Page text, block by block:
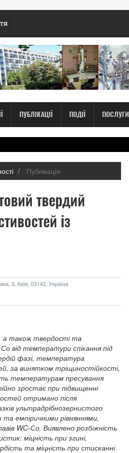
ПУБЛІКАЦІЇ ПОДІЇ ПОСЛУГИ
Публікація
твердий
із
3, Київ, 03142, Україна
а також твердості та
від температури спікання під
фазі, температура
за винятком тріщиностійкості,
температурам пресування
зростає при підвищенні
отримано після
ультрадрібнозернистого
емпіричними рівняннями,
WC-Со. Виявлено розбіжність
міцність при згині,
та міцність при стисканні